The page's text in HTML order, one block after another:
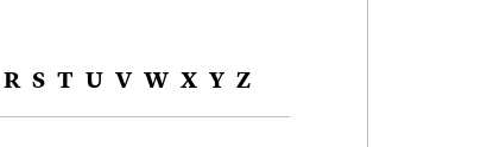
R S T U V W X Y Z